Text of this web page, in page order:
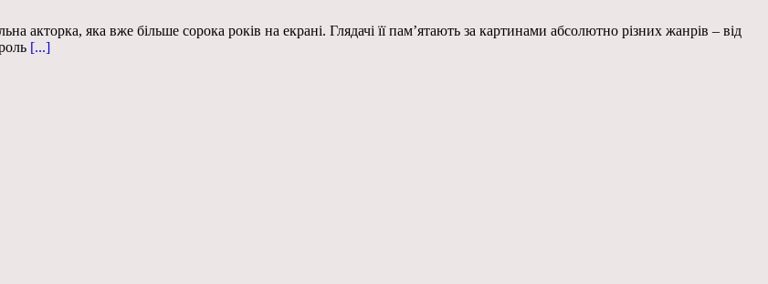
яка вже більше сорока років на екрані. Глядачі її пам’ятають за картинами абсолютно різних жанрів – від
[...]